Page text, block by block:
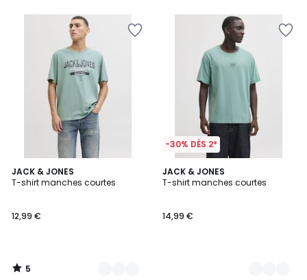
JACK & JONES
T-shirt manches courtes
12,99 €
5
/
5
Couleurs
5
/
-30% DÈS 2*
JACK & JONES
T-shirt manches courtes
14,99 €
2
Couleurs